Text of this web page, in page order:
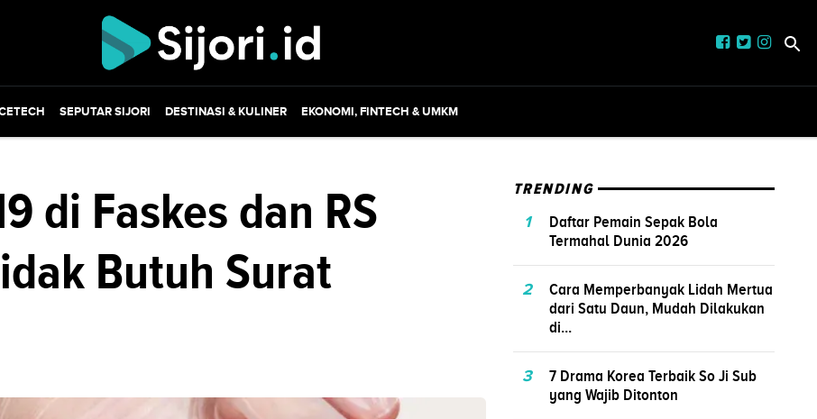
SEPUTAR SIJORI DESTINASI & KULINER EKONOMI, FINTECH & UMKM
di Faskes dan RS
Butuh Surat
TRENDING
1
Daftar Pemain Sepak Bola
Termahal Dunia 2026
2
Cara Memperbanyak Lidah Mertua
dari Satu Daun, Mudah Dilakukan
di...
3
7 Drama Korea Terbaik So Ji Sub
yang Wajib Ditonton